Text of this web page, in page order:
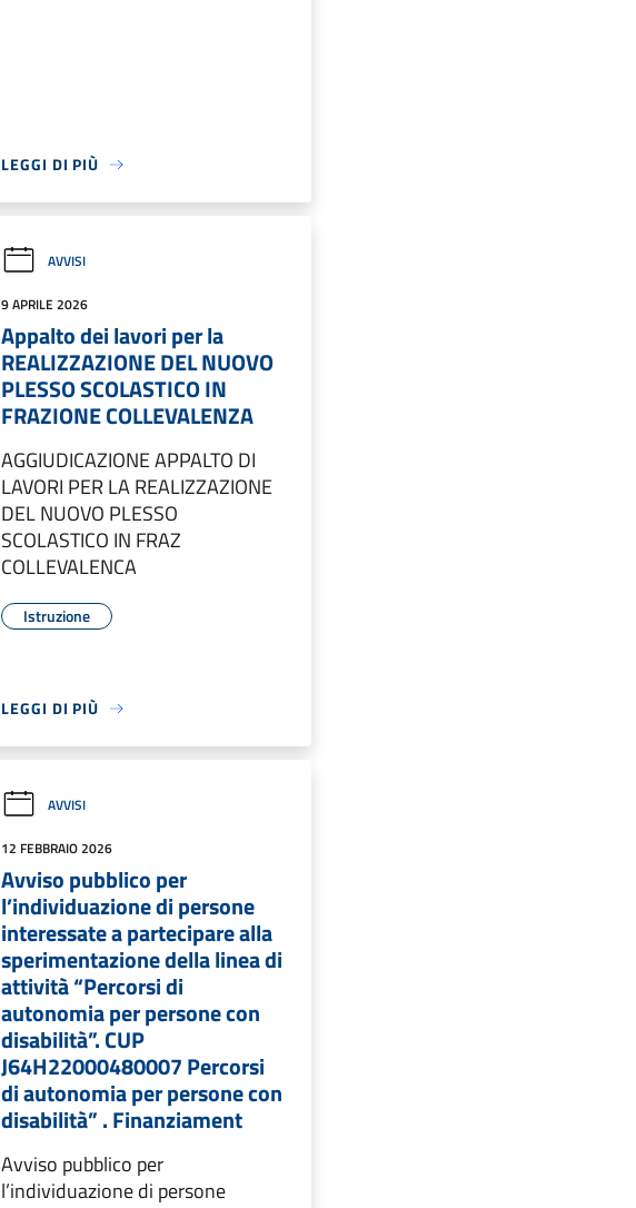
LEGGI DI PIÙ
AVVISI
9 APRILE 2026
Appalto dei lavori per la
REALIZZAZIONE DEL NUOVO
PLESSO SCOLASTICO IN
FRAZIONE COLLEVALENZA
AGGIUDICAZIONE APPALTO DI
LAVORI PER LA REALIZZAZIONE
DEL NUOVO PLESSO
SCOLASTICO IN FRAZ
COLLEVALENCA
Istruzione
LEGGI DI PIÙ
AVVISI
12 FEBBRAIO 2026
Avviso pubblico per
l’individuazione di persone
interessate a partecipare alla
sperimentazione della linea di
attività “Percorsi di
autonomia per persone con
disabilità”. CUP
J64H22000480007 Percorsi
di autonomia per persone con
disabilità” . Finanziament
Avviso pubblico per
l’individuazione di persone